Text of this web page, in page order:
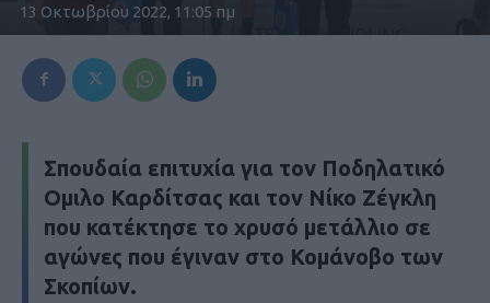
13 Οκτωβρίου 2022, 11:05 πμ
Σπουδαία επιτυχία για τον Ποδηλατικό
Ομιλο Καρδίτσας και τον Νίκο Ζέγκλη
που κατέκτησε το χρυσό μετάλλιο σε
αγώνες που έγιναν στο Κομάνοβο των
Σκοπίων.